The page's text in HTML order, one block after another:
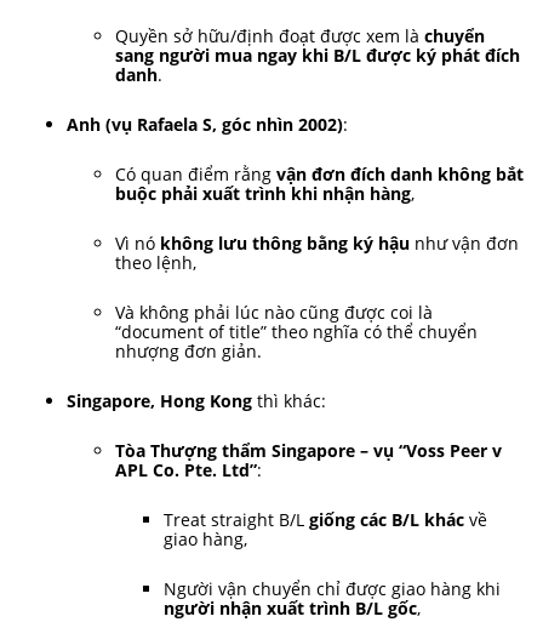
Quyền sở hữu/định đoạt được xem là chuyển
sang người mua ngay khi B/L được ký phát đích
danh.
Anh (vụ Rafaela S, góc nhìn 2002):
Có quan điểm rằng vận đơn đích danh không bắt
buộc phải xuất trình khi nhận hàng,
Vì nó không lưu thông bằng ký hậu như vận đơn
theo lệnh,
Và không phải lúc nào cũng được coi là
“document of title” theo nghĩa có thể chuyển
nhượng đơn giản.
Singapore, Hong Kong thì khác:
Tòa Thượng thẩm Singapore – vụ “Voss Peer v
APL Co. Pte. Ltd”:
Treat straight B/L giống các B/L khác về
giao hàng,
Người vận chuyển chỉ được giao hàng khi
người nhận xuất trình B/L gốc,